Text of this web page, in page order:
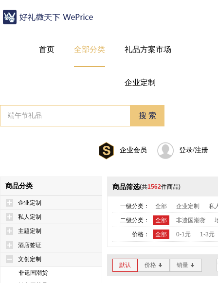
首页 全部分类 礼品方案市场
企业定制
企业会员 登录/注册
商品分类
企业定制
私人定制
主题定制
酒店签证
文创定制
非遗国潮货
商品筛选(共1562件商品)
一级分类： 全部 企业定制 私
二级分类： 全部 非遗国潮货
价格： 全部 0-1元 1-3元
默认 价格 * 销量 *